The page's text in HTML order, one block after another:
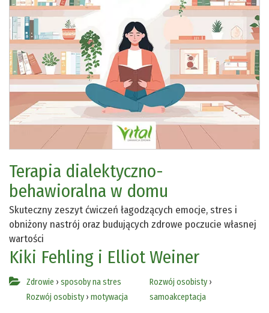
Terapia dialektyczno-
behawioralna w domu
Skuteczny zeszyt ćwiczeń łagodzących emocje, stres i
obniżony nastrój oraz budujących zdrowe poczucie własnej
wartości
Kiki Fehling i Elliot Weiner
Zdrowie › sposoby na stres
Rozwój osobisty › motywacja
Rozwój osobisty›
samoakceptacja